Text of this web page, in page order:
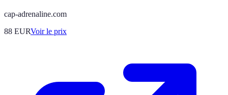
cap-adrenaline.com
88 EURVoir le prix